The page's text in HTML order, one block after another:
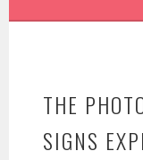
THE
SIGNS